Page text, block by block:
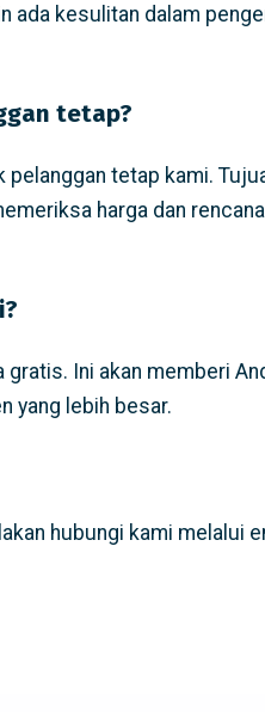
ada kesulitan dalam
tetap?
tetap kami.
harga dan
Ini akan memberi
yang lebih besar.
hubungi kami melalui